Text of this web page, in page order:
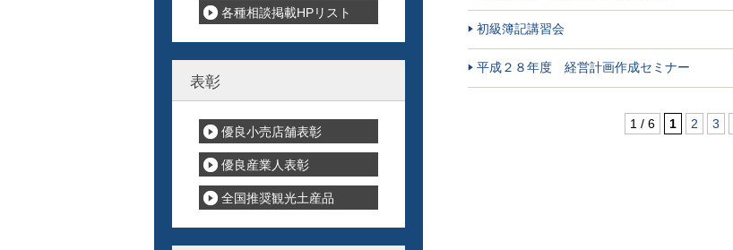
初級簿記講習会
平成２８年度 経営計画作成セミナー
1 / 6 1 2 3
各種相談掲載HPリスト
表彰
優良小売店舗表彰
優良産業人表彰
全国推奨観光土産品